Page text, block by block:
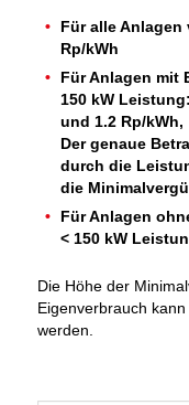
Für alle
Rp/kWh
Für Anlagen mit
150 kW
und 1.2 Rp/kWh,
Der genaue
durch die
die
Für Anlagen
< 150 kW
Die Höhe der
Eigenverbrauch
werden.